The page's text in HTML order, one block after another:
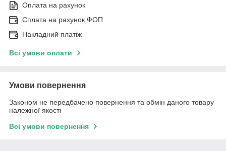
Оплата на рахунок
Сплата на рахунок ФОП
Накладний платіж
Всі умови оплати
Умови повернення
Законом не передбачено повернення та обмін даного товару
належної якості
Всі умови повернення